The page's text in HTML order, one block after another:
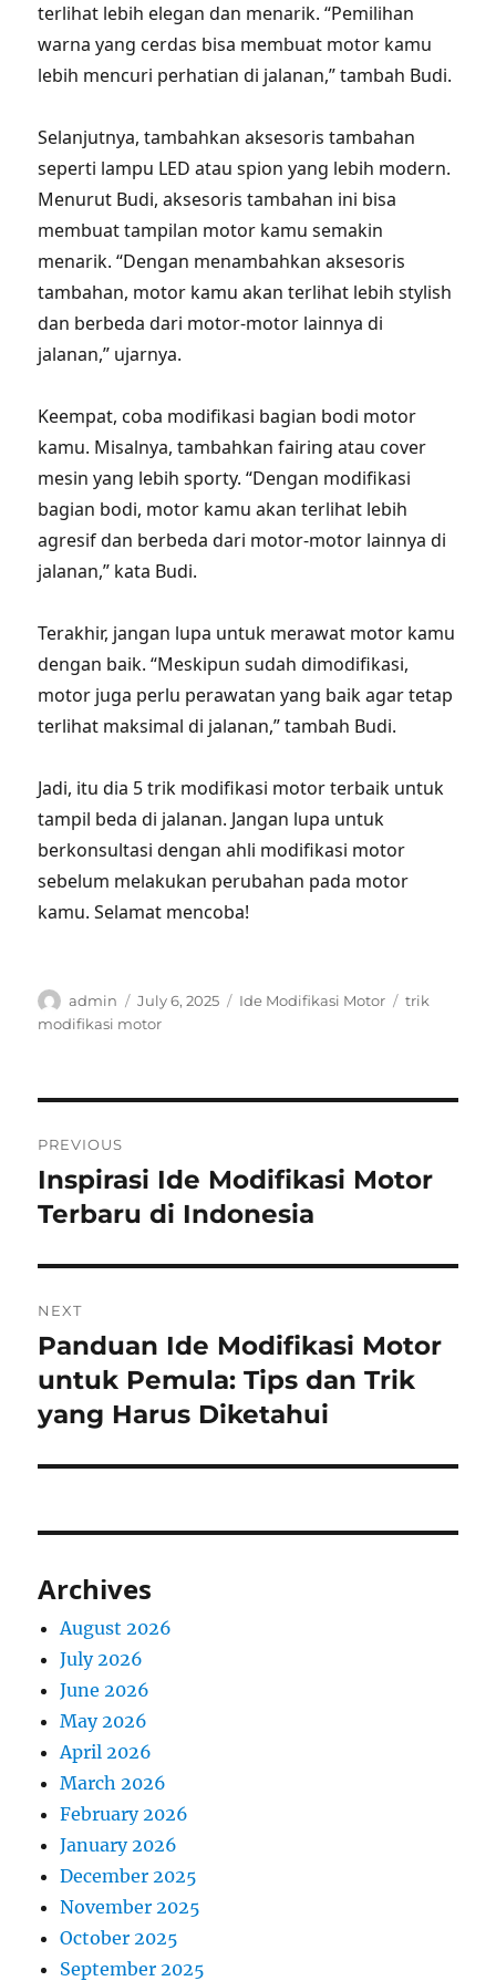
terlihat lebih elegan dan menarik. “Pemilihan
warna yang cerdas bisa membuat motor kamu
lebih mencuri perhatian di jalanan,” tambah Budi.
Selanjutnya, tambahkan aksesoris tambahan
seperti lampu LED atau spion yang lebih modern.
Menurut Budi, aksesoris tambahan ini bisa
membuat tampilan motor kamu semakin
menarik. “Dengan menambahkan aksesoris
tambahan, motor kamu akan terlihat lebih stylish
dan berbeda dari motor-motor lainnya di
jalanan,” ujarnya.
Keempat, coba modifikasi bagian bodi motor
kamu. Misalnya, tambahkan fairing atau cover
mesin yang lebih sporty. “Dengan modifikasi
bagian bodi, motor kamu akan terlihat lebih
agresif dan berbeda dari motor-motor lainnya di
jalanan,” kata Budi.
Terakhir, jangan lupa untuk merawat motor kamu
dengan baik. “Meskipun sudah dimodifikasi,
motor juga perlu perawatan yang baik agar tetap
terlihat maksimal di jalanan,” tambah Budi.
Jadi, itu dia 5 trik modifikasi motor terbaik untuk
tampil beda di jalanan. Jangan lupa untuk
berkonsultasi dengan ahli modifikasi motor
sebelum melakukan perubahan pada motor
kamu. Selamat mencoba!
Author
admin
Posted
on
July 6, 2025 Categories
Ide Modifikasi Motor Tags
trik
modifikasi motor
navigation
PREVIOUS
Previous
post:
Inspirasi Ide Modifikasi Motor
Terbaru di Indonesia
NEXT
Next
post:
Panduan Ide Modifikasi Motor
untuk Pemula: Tips dan Trik
yang Harus Diketahui
Archives
August 2026
July 2026
June 2026
May 2026
April 2026
March 2026
February 2026
January 2026
December 2025
November 2025
October 2025
September 2025